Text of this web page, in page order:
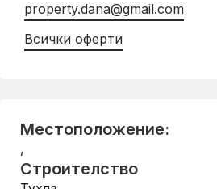
property.dana@gmail.com
Всички оферти
Местоположение:
,
Строителство